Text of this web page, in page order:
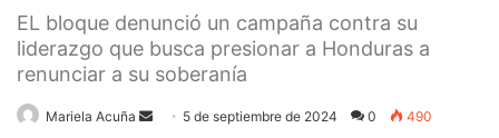
EL bloque denunció un campaña contra su
liderazgo que busca presionar a Honduras a
renunciar a su soberanía
Mariela Acuña
Send 5 de septiembre de 2024 0 490